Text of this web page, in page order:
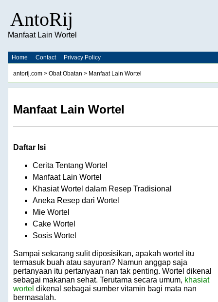
AntoRij
Manfaat Lain Wortel
Home Contact Privacy Policy
antorij.com > Obat Obatan > Manfaat Lain Wortel
Manfaat Lain Wortel
Daftar Isi
Cerita Tentang Wortel
Manfaat Lain Wortel
Khasiat Wortel dalam Resep Tradisional
Aneka Resep dari Wortel
Mie Wortel
Cake Wortel
Sosis Wortel
Sampai sekarang sulit diposisikan, apakah wortel itu
termasuk buah atau sayuran? Namun anggap saja
pertanyaan itu pertanyaan nan tak penting. Wortel dikenal
sebagai makanan sehat. Terutama secara umum, khasiat
wortel dikenal sebagai sumber vitamin bagi mata nan
bermasalah.